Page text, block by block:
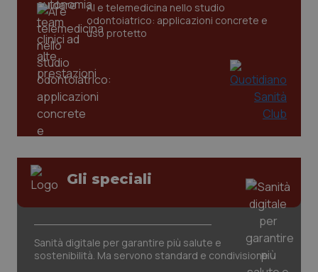
AI e telemedicina nello studio
odontoiatrico: applicazioni concrete e
uso protetto
Gli speciali
Sanità digitale per garantire più salute e
sostenibilità. Ma servono standard e condivisione
session-id
_ga
Google LLC
1